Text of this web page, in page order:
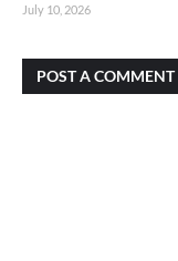
July 10, 2026
POST A COMMENT